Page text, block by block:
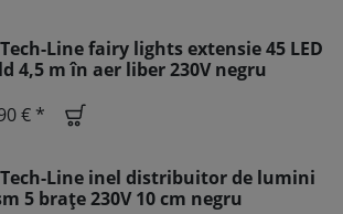
Line fairy lights extensie 45 LED
4,5 m în aer liber 230V negru
€ *
Line inel distribuitor de lumini
5 brațe 230V 10 cm negru